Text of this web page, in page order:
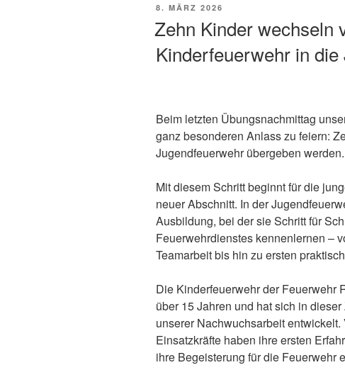
VERÖFFENTLICHT
8. MÄRZ 2026
Zehn Kinder wechseln
Kinderfeuerwehr in
Beim letzten Übungsnachmittag
ganz besonderen Anlass zu feiern:
Jugendfeuerwehr übergeben werden.
Mit diesem Schritt beginnt für die
neuer Abschnitt. In der
Ausbildung, bei der sie Schritt für
Feuerwehrdienstes kennenlernen –
Teamarbeit bis hin zu ersten
Die Kinderfeuerwehr der Feuerwehr
über 15 Jahren und hat sich in
unserer Nachwuchsarbeit
Einsatzkräfte haben ihre ersten
ihre Begeisterung für die Feuerwehr